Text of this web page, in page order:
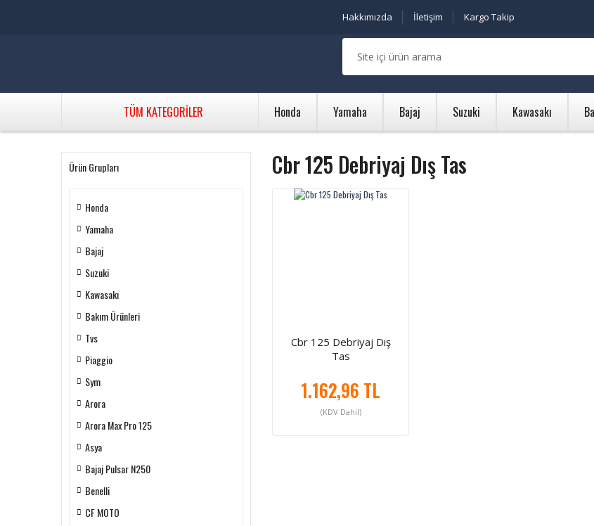
Hakkımızda İletişim Kargo Takip
TÜM KATEGORİLER Honda Yamaha Bajaj Suzuki Kawasakı
Ürün Grupları
Honda
Yamaha
Bajaj
Suzuki
Kawasakı
Bakım Ürünleri
Tvs
Piaggio
Sym
Arora
Arora Max Pro 125
Asya
Bajaj Pulsar N250
Benelli
CF MOTO
Cbr 125 Debriyaj Dış Tas
Cbr 125 Debriyaj Dış
Tas
1.162,96 TL
(KDV Dahil)